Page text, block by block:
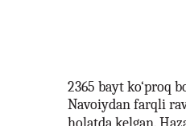
2365 bayt ko‘proq
Navoiydan farqli